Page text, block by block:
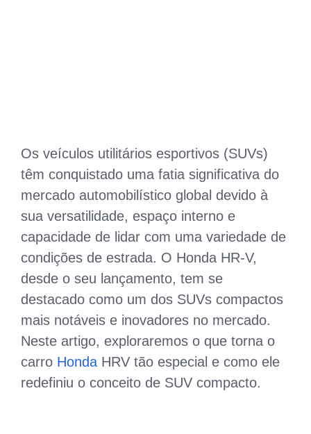
Os veículos utilitários esportivos (SUVs)
têm conquistado uma fatia significativa do
mercado automobilístico global devido à
sua versatilidade, espaço interno e
capacidade de lidar com uma variedade de
condições de estrada. O Honda HR-V,
desde o seu lançamento, tem se
destacado como um dos SUVs compactos
mais notáveis e inovadores no mercado.
Neste artigo, exploraremos o que torna o
carro Honda HRV tão especial e como ele
redefiniu o conceito de SUV compacto.